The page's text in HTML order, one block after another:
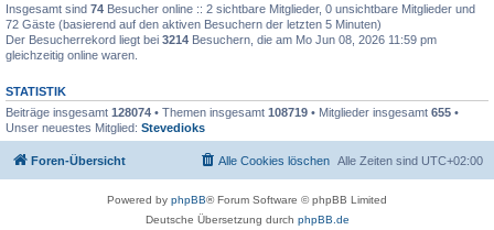
Insgesamt sind 74 Besucher online :: 2 sichtbare Mitglieder, 0 unsichtbare Mitglieder und
72 Gäste (basierend auf den aktiven Besuchern der letzten 5 Minuten)
Der Besucherrekord liegt bei 3214 Besuchern, die am Mo Jun 08, 2026 11:59 pm
gleichzeitig online waren.
STATISTIK
Beiträge insgesamt 128074 • Themen insgesamt 108719 • Mitglieder insgesamt 655 •
Unser neuestes Mitglied: Stevedioks
Foren-Übersicht Alle Zeiten sind UTC+02:00
Alle Cookies löschen
Powered by phpBB® Forum Software © phpBB Limited
Deutsche Übersetzung durch phpBB.de